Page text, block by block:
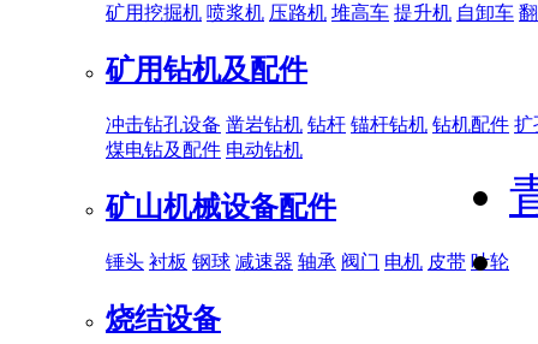
矿用挖掘机 喷浆机 压路机 堆高车 提升机 自卸车
矿用钻机及配件
冲击钻孔设备 凿岩钻机 钻杆 锚杆钻机 钻机配件 扩
煤电钻及配件 电动钻机
矿山机械设备配件
锤头 衬板 钢球 减速器 轴承 阀门 电机 皮带 叶轮
烧结设备